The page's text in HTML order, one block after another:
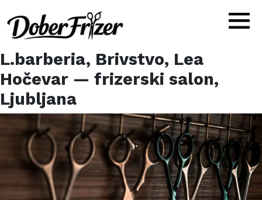
L.barberia, Brivstvo, Lea
Hočevar — frizerski salon,
Ljubljana